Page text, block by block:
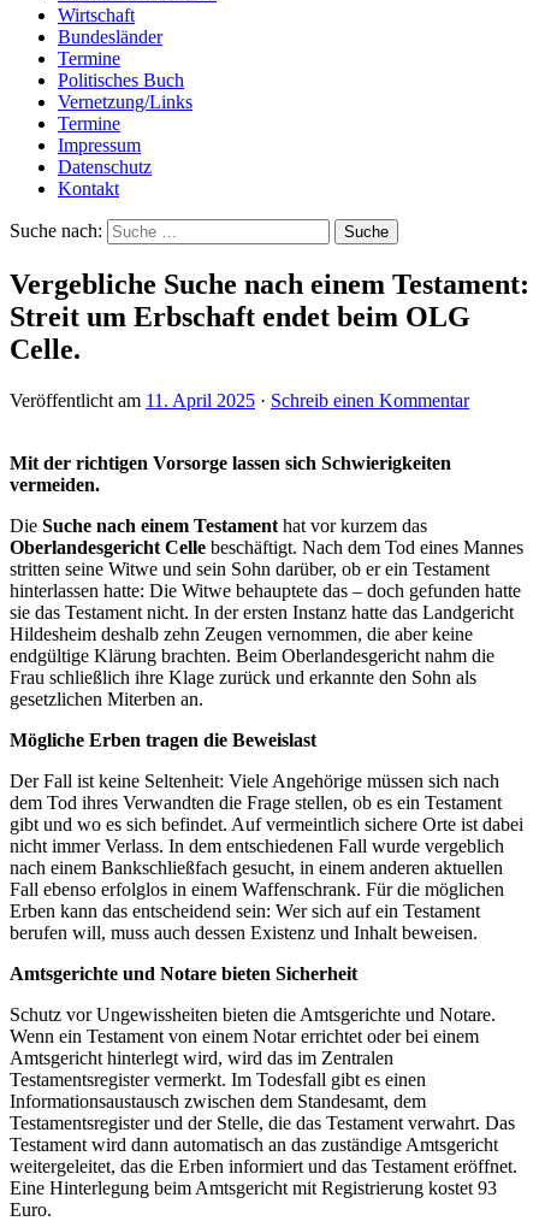
Wirtschaft
Bundesländer
Termine
Politisches Buch
Vernetzung/Links
Termine
Impressum
Datenschutz
Kontakt
Suche nach:
Vergebliche Suche nach einem Testament:
Streit um Erbschaft endet beim OLG
Celle.
Veröffentlicht am 11. April 2025 · Schreib einen Kommentar
Mit der richtigen Vorsorge lassen sich Schwierigkeiten
vermeiden.
Die Suche nach einem Testament hat vor kurzem das
Oberlandesgericht Celle beschäftigt. Nach dem Tod eines Mannes
stritten seine Witwe und sein Sohn darüber, ob er ein Testament
hinterlassen hatte: Die Witwe behauptete das – doch gefunden hatte
sie das Testament nicht. In der ersten Instanz hatte das Landgericht
Hildesheim deshalb zehn Zeugen vernommen, die aber keine
endgültige Klärung brachten. Beim Oberlandesgericht nahm die
Frau schließlich ihre Klage zurück und erkannte den Sohn als
gesetzlichen Miterben an.
Mögliche Erben tragen die Beweislast
Der Fall ist keine Seltenheit: Viele Angehörige müssen sich nach
dem Tod ihres Verwandten die Frage stellen, ob es ein Testament
gibt und wo es sich befindet. Auf vermeintlich sichere Orte ist dabei
nicht immer Verlass. In dem entschiedenen Fall wurde vergeblich
nach einem Bankschließfach gesucht, in einem anderen aktuellen
Fall ebenso erfolglos in einem Waffenschrank. Für die möglichen
Erben kann das entscheidend sein: Wer sich auf ein Testament
berufen will, muss auch dessen Existenz und Inhalt beweisen.
Amtsgerichte und Notare bieten Sicherheit
Schutz vor Ungewissheiten bieten die Amtsgerichte und Notare.
Wenn ein Testament von einem Notar errichtet oder bei einem
Amtsgericht hinterlegt wird, wird das im Zentralen
Testamentsregister vermerkt. Im Todesfall gibt es einen
Informationsaustausch zwischen dem Standesamt, dem
Testamentsregister und der Stelle, die das Testament verwahrt. Das
Testament wird dann automatisch an das zuständige Amtsgericht
weitergeleitet, das die Erben informiert und das Testament eröffnet.
Eine Hinterlegung beim Amtsgericht mit Registrierung kostet 93
Euro.